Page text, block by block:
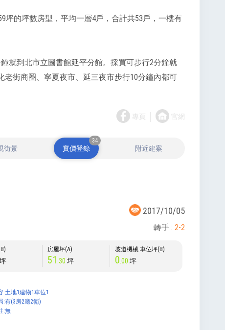
坪的坪數房型，平均一層4戶，合計共53戶，一樓有
就到北市立圖書館延平分館。採買可步行2分鐘就
街商圈、寧夏夜市、延三夜市步行10分鐘內都可
專頁 官網
街景 實價登錄
34
附近建案
2017/10/05
轉手 : 2-2
坪
房屋坪(A)
51 .30 坪
坡道機械 車位坪(B)
0 .00 坪
:土地1建物1車位1
:有(3房2廳2衛)
:無